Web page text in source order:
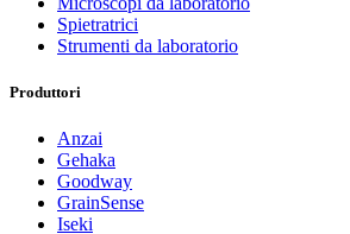
Spietratrici
Strumenti da laboratorio
Produttori
Anzai
Gehaka
Goodway
GrainSense
Iseki